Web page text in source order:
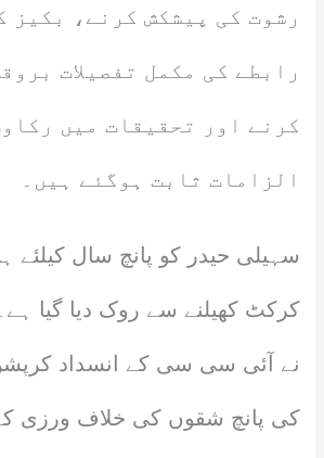
رشوت کی پیشکش کرنے، بکیز
رابطے کی مکمل تفصیلات
کرنے اور تحقیقات میں
الزامات ثابت ہوگئے ہیں۔
سہیلی حیدر کو پانچ سال
کرکٹ کھیلنے سے روک دیا گیا
نے آئی سی سی کے انسداد
کی پانچ شقوں کی خلاف ورزی